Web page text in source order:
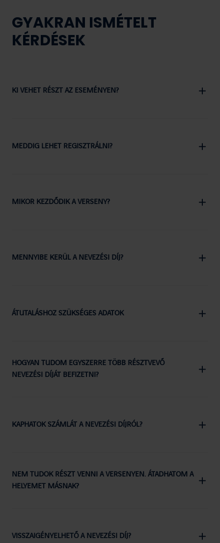
GYAKRAN ISMÉTELT
KÉRDÉSEK
KI VEHET RÉSZT AZ ESEMÉNYEN?
MEDDIG LEHET REGISZTRÁLNI?
MIKOR KEZDŐDIK A VERSENY?
MENNYIBE KERÜL A NEVEZÉSI DÍJ?
ÁTUTALÁSHOZ SZÜKSÉGES ADATOK
HOGYAN TUDOM EGYSZERRE TÖBB RÉSZTVEVŐ
NEVEZÉSI DÍJÁT BEFIZETNI?
KAPHATOK SZÁMLÁT A NEVEZÉSI DÍJRÓL?
NEM TUDOK RÉSZT VENNI A VERSENYEN. ÁTADHATOM A
HELYEMET MÁSNAK?
VISSZAIGÉNYELHETŐ A NEVEZÉSI DÍJ?